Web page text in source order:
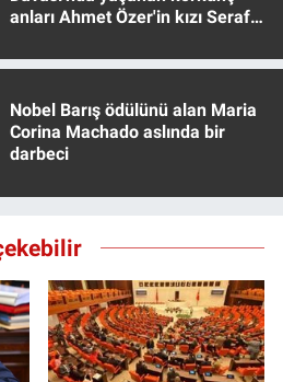
anları Ahmet Özer'in kızı Seraf
Nobel Barış ödülünü alan Maria
Corina Machado aslında bir
darbeci